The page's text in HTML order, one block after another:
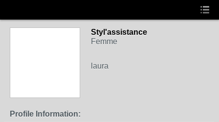
Styl'assistance
Femme
laura
Profile Information: